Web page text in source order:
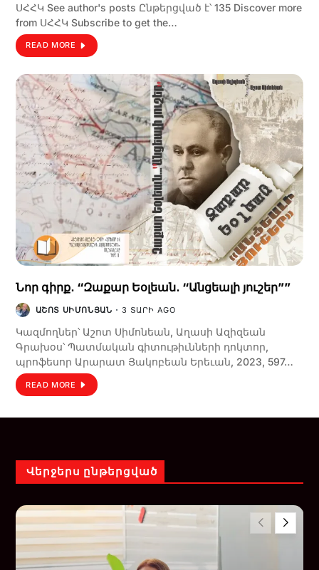
ՍՀՀԿ See author's posts Ընթերցված է՝ 135 Discover more
from ՍՀՀԿ Subscribe to get the…
READ MORE
Նոր գիրք․ “Զաքար Եօլեան․ “Անցեալի յուշեր””
ԱՇՈՏ ՍԻՄՈՆՅԱՆ 3 ՏԱՐԻ AGO
Կազմողներ՝ Աշոտ Սիմոնեան, Աղասի Ազիզեան
Գրախօս՝ Պատմական գիտութիւնների դոկտոր,
պրոֆեսոր Արարատ Յակոբեան Երեւան, 2023, 597…
READ MORE
Վերջերս ընթերցված